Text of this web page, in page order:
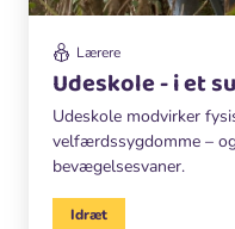
Lærere
Udeskole - i et
Udeskole modvirker
velfærdssygdomme –
bevægelsesvaner.
Idræt